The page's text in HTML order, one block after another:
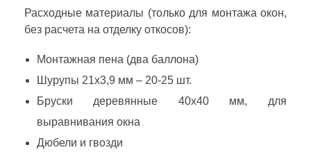
Расходные материалы (только для монтажа окон,
без расчета на отделку откосов):
Монтажная пена (два баллона)
Шурупы 21х3,9 мм – 20-25 шт.
Бруски деревянные 40х40 мм, для
выравнивания окна
Дюбели и гвозди